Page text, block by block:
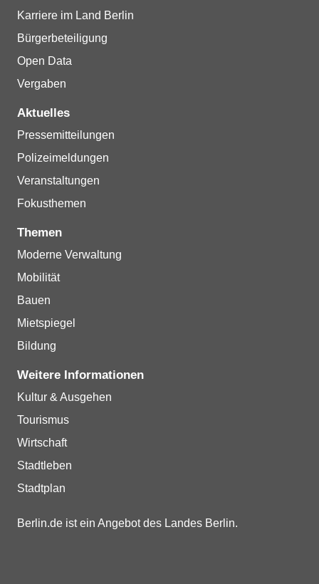
Karriere im Land Berlin
Bürgerbeteiligung
Open Data
Vergaben
Aktuelles
Pressemitteilungen
Polizeimeldungen
Veranstaltungen
Fokusthemen
Themen
Moderne Verwaltung
Mobilität
Bauen
Mietspiegel
Bildung
Weitere Informationen
Kultur & Ausgehen
Tourismus
Wirtschaft
Stadtleben
Stadtplan
Berlin.de ist ein Angebot des Landes Berlin.